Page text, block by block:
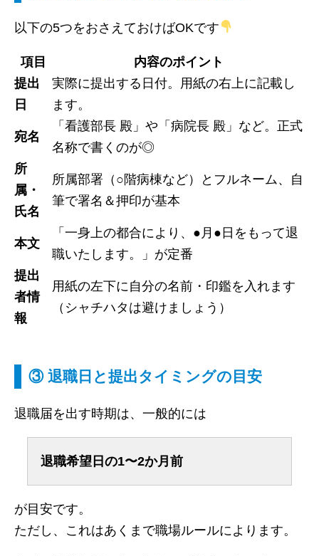
以下の5つをおさえておけばOKです
項目
内容のポイント
提出
日
実際に提出する日付。用紙の右上に記載し
ます。
宛名
「看護部長 殿」や「病院長 殿」など。正式
名称で書くのが◎
所
属・
氏名
所属部署（○階病棟など）とフルネーム、自
筆で署名＆押印が基本
本文
「一身上の都合により、●月●日をもって退
職いたします。」が定番
提出
者情
報
用紙の左下に自分の名前・印鑑を入れます
（シャチハタは避けましょう）
③ 退職日と提出タイミングの目安
退職届を出す時期は、一般的には
退職希望日の1〜2か月前
が目安です。
ただし、これはあくまで職場ルールによります。